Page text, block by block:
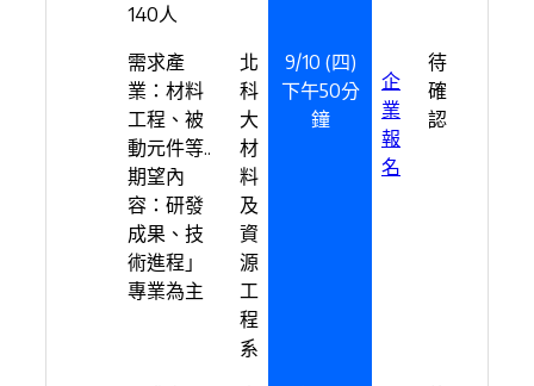
140人
需求產
業：材料
工程、被
動元件等..
期望內
容：研發
成果、技
術進程」
專業為主
北
科
大
材
料
及
資
源
工
程
系
9/10 (四)
下午50分
鐘
企
業
報
名
待
確
認